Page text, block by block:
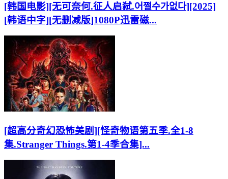
[韩国电影][无可奈何.征人启弑.어쩔수가없다][2025]
[韩语中字][无删减版]1080P迅雷磁...
[超高分奇幻恐怖美剧][怪奇物语第五季.全1-8
集.Stranger Things.第1-4季合集]...